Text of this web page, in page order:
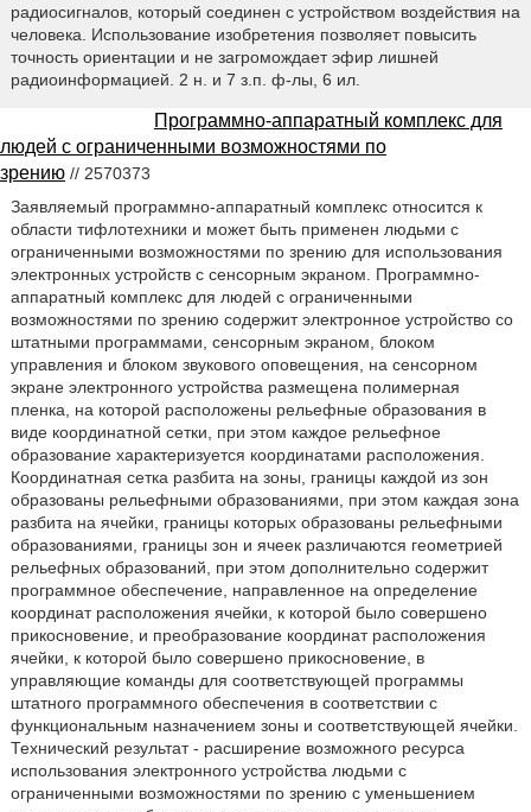
радиосигналов, который соединен с устройством воздействия на
человека. Использование изобретения позволяет повысить
точность ориентации и не загромождает эфир лишней
радиоинформацией. 2 н. и 7 з.п. ф-лы, 6 ил.
Программно-аппаратный комплекс для
людей с ограниченными возможностями по
зрению // 2570373
Заявляемый программно-аппаратный комплекс относится к
области тифлотехники и может быть применен людьми с
ограниченными возможностями по зрению для использования
электронных устройств с сенсорным экраном. Программно-
аппаратный комплекс для людей с ограниченными
возможностями по зрению содержит электронное устройство со
штатными программами, сенсорным экраном, блоком
управления и блоком звукового оповещения, на сенсорном
экране электронного устройства размещена полимерная
пленка, на которой расположены рельефные образования в
виде координатной сетки, при этом каждое рельефное
образование характеризуется координатами расположения.
Координатная сетка разбита на зоны, границы каждой из зон
образованы рельефными образованиями, при этом каждая зона
разбита на ячейки, границы которых образованы рельефными
образованиями, границы зон и ячеек различаются геометрией
рельефных образований, при этом дополнительно содержит
программное обеспечение, направленное на определение
координат расположения ячейки, к которой было совершено
прикосновение, и преобразование координат расположения
ячейки, к которой было совершено прикосновение, в
управляющие команды для соответствующей программы
штатного программного обеспечения в соответствии с
функциональным назначением зоны и соответствующей ячейки.
Технический результат - расширение возможного ресурса
использования электронного устройства людьми с
ограниченными возможностями по зрению с уменьшением